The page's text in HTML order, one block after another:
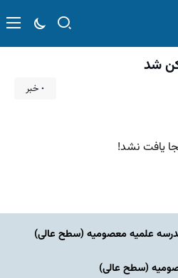
شد
۰ خبر
یافت نشد!
علمیه معصومیه‌ (سطح عالی)
(سطح عالی)